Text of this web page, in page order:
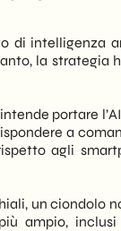
logistica e i
artificiale
che oggi
maturità
per le PMI
di interazione
e quali mosse
di intelligenza
la strategia
portare
a
agli
un ciondolo
ampio,